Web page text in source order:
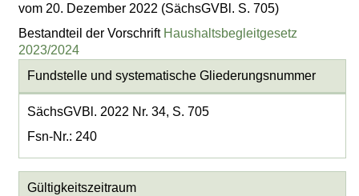
vom 20. Dezember 2022 (SächsGVBl. S. 705)
Bestandteil der Vorschrift Haushaltsbegleitgesetz
2023/2024
Fundstelle und systematische Gliederungsnummer
SächsGVBl. 2022 Nr. 34, S. 705
Fsn-Nr.: 240
Gültigkeitszeitraum